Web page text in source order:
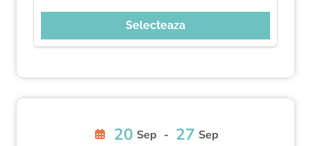
Selecteaza
20 Sep - 27 Sep